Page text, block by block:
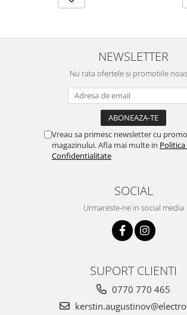
NEWSLETTER
Nu rata ofertele si promotiile
Vreau sa primesc newsletter cu
magazinului. Afla mai multe in Politica
Confidentialitate
SOCIAL
Urmareste-ne in social media
SUPORT CLIENTI
0770 770 465